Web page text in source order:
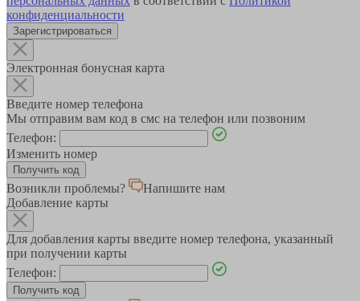
конфиденциальности
Зарегистрироваться
Электронная бонусная карта
Введите номер телефона
Мы отправим вам код в смс на телефон или позвоним
Телефон:
Изменить номер
Возникли проблемы?
Напишите нам
Добавление карты
Для добавления карты введите номер телефона, указанный
при получении карты
Телефон: